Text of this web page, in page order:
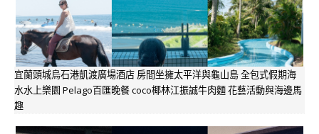
宜蘭頭城烏石港凱渡廣場酒店 房間坐擁太平洋與龜山島 全包式假期海
水水上樂園 Pelago百匯晚餐 coco椰林江振誠牛肉麵 花藝活動與海邊馬
趣